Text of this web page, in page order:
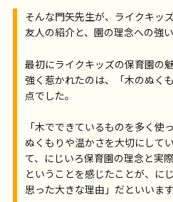
そんな門矢先生が、ライクキッ
友人の紹介と、園の理念への強
最初にライクキッズの保育園の
強く惹かれたのは、「木のぬく
点でした。
「木でできているものを多く使
ぬくもりや温かさを大切にして
て、にじいろ保育園の理念と実
ということを感じたことが、に
思った大きな理由」だといいます